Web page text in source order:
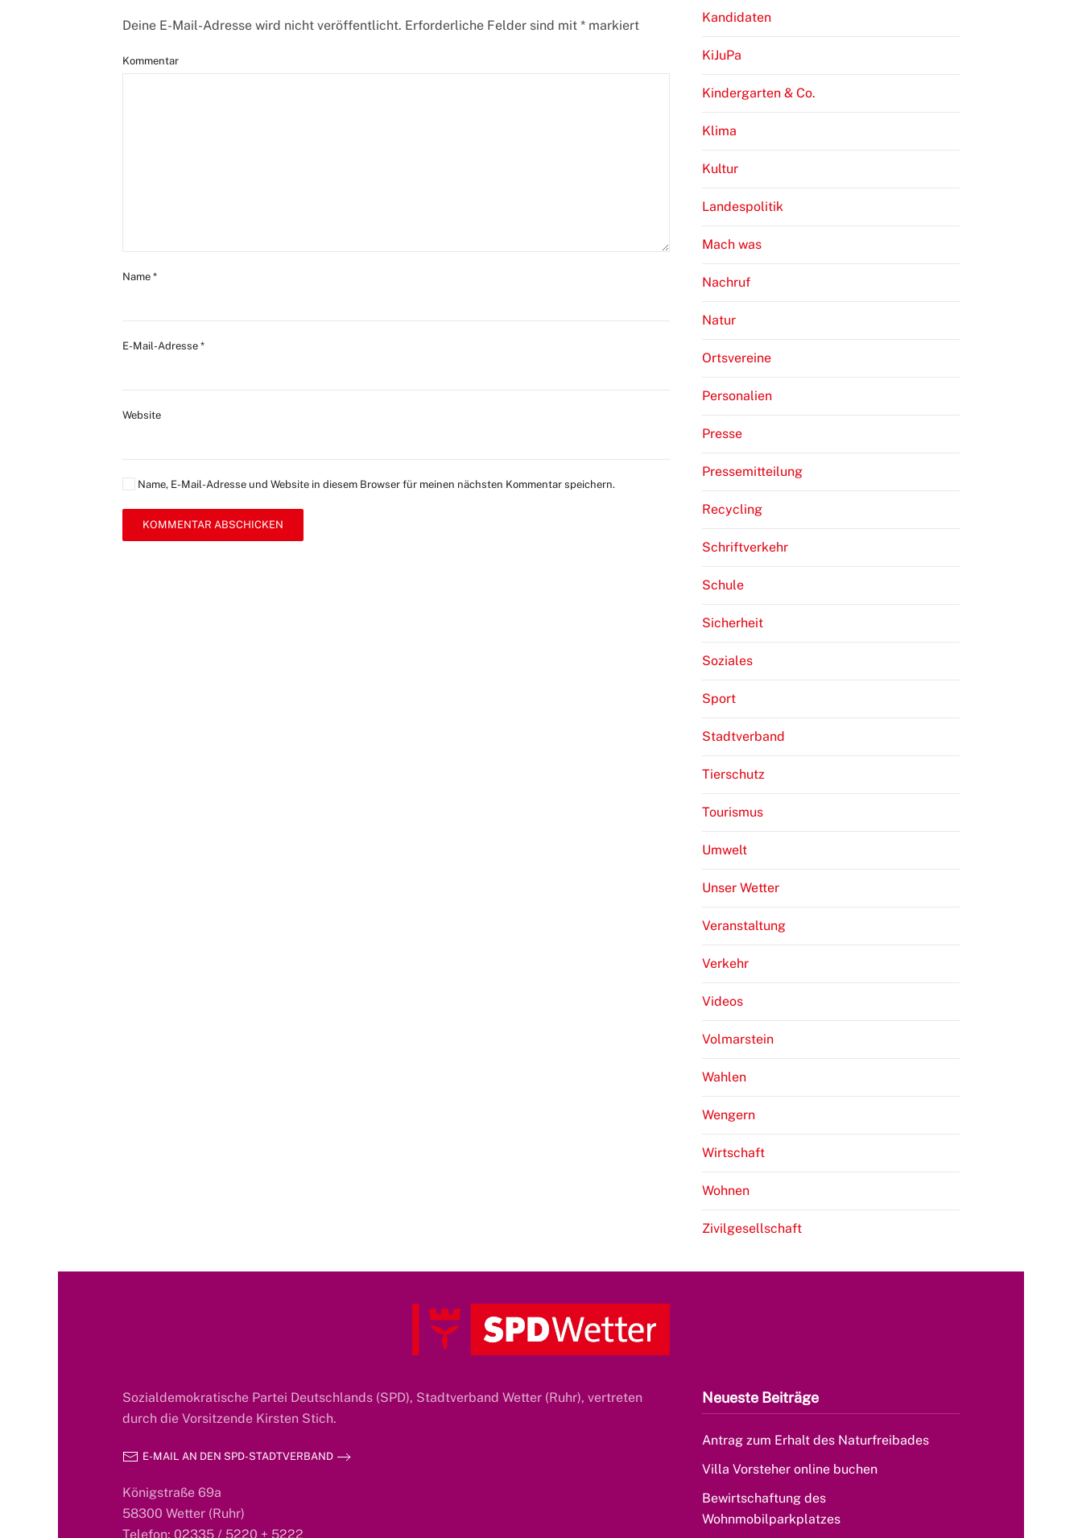
Deine E-Mail-Adresse wird nicht veröffentlicht. Erforderliche Felder sind mit * markiert
Kommentar
Name *
E-Mail-Adresse *
Website
Name, E-Mail-Adresse und Website in diesem Browser für meinen nächsten Kommentar speichern.
KOMMENTAR ABSCHICKEN
Kandidaten
KiJuPa
Kindergarten & Co.
Klima
Kultur
Landespolitik
Mach was
Nachruf
Natur
Ortsvereine
Personalien
Presse
Pressemitteilung
Recycling
Schriftverkehr
Schule
Sicherheit
Soziales
Sport
Stadtverband
Tierschutz
Tourismus
Umwelt
Unser Wetter
Veranstaltung
Verkehr
Videos
Volmarstein
Wahlen
Wengern
Wirtschaft
Wohnen
Zivilgesellschaft
Sozialdemokratische Partei Deutschlands (SPD), Stadtverband Wetter (Ruhr), vertreten
durch die Vorsitzende Kirsten Stich.
E-MAIL AN DEN SPD-STADTVERBAND
Königstraße 69a
58300 Wetter (Ruhr)
Telefon: 02335 / 5220 + 5222
Neueste Beiträge
Antrag zum Erhalt des Naturfreibades
Villa Vorsteher online buchen
Bewirtschaftung des
Wohnmobilparkplatzes